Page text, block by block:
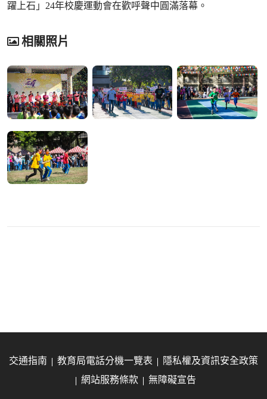
躍上石」24年校慶運動會在歡呼聲中圓滿落幕。
相關照片
交通指南 教育局電話分機一覽表
隱私權及資訊安全政策
網站服務條款
無障礙宣告